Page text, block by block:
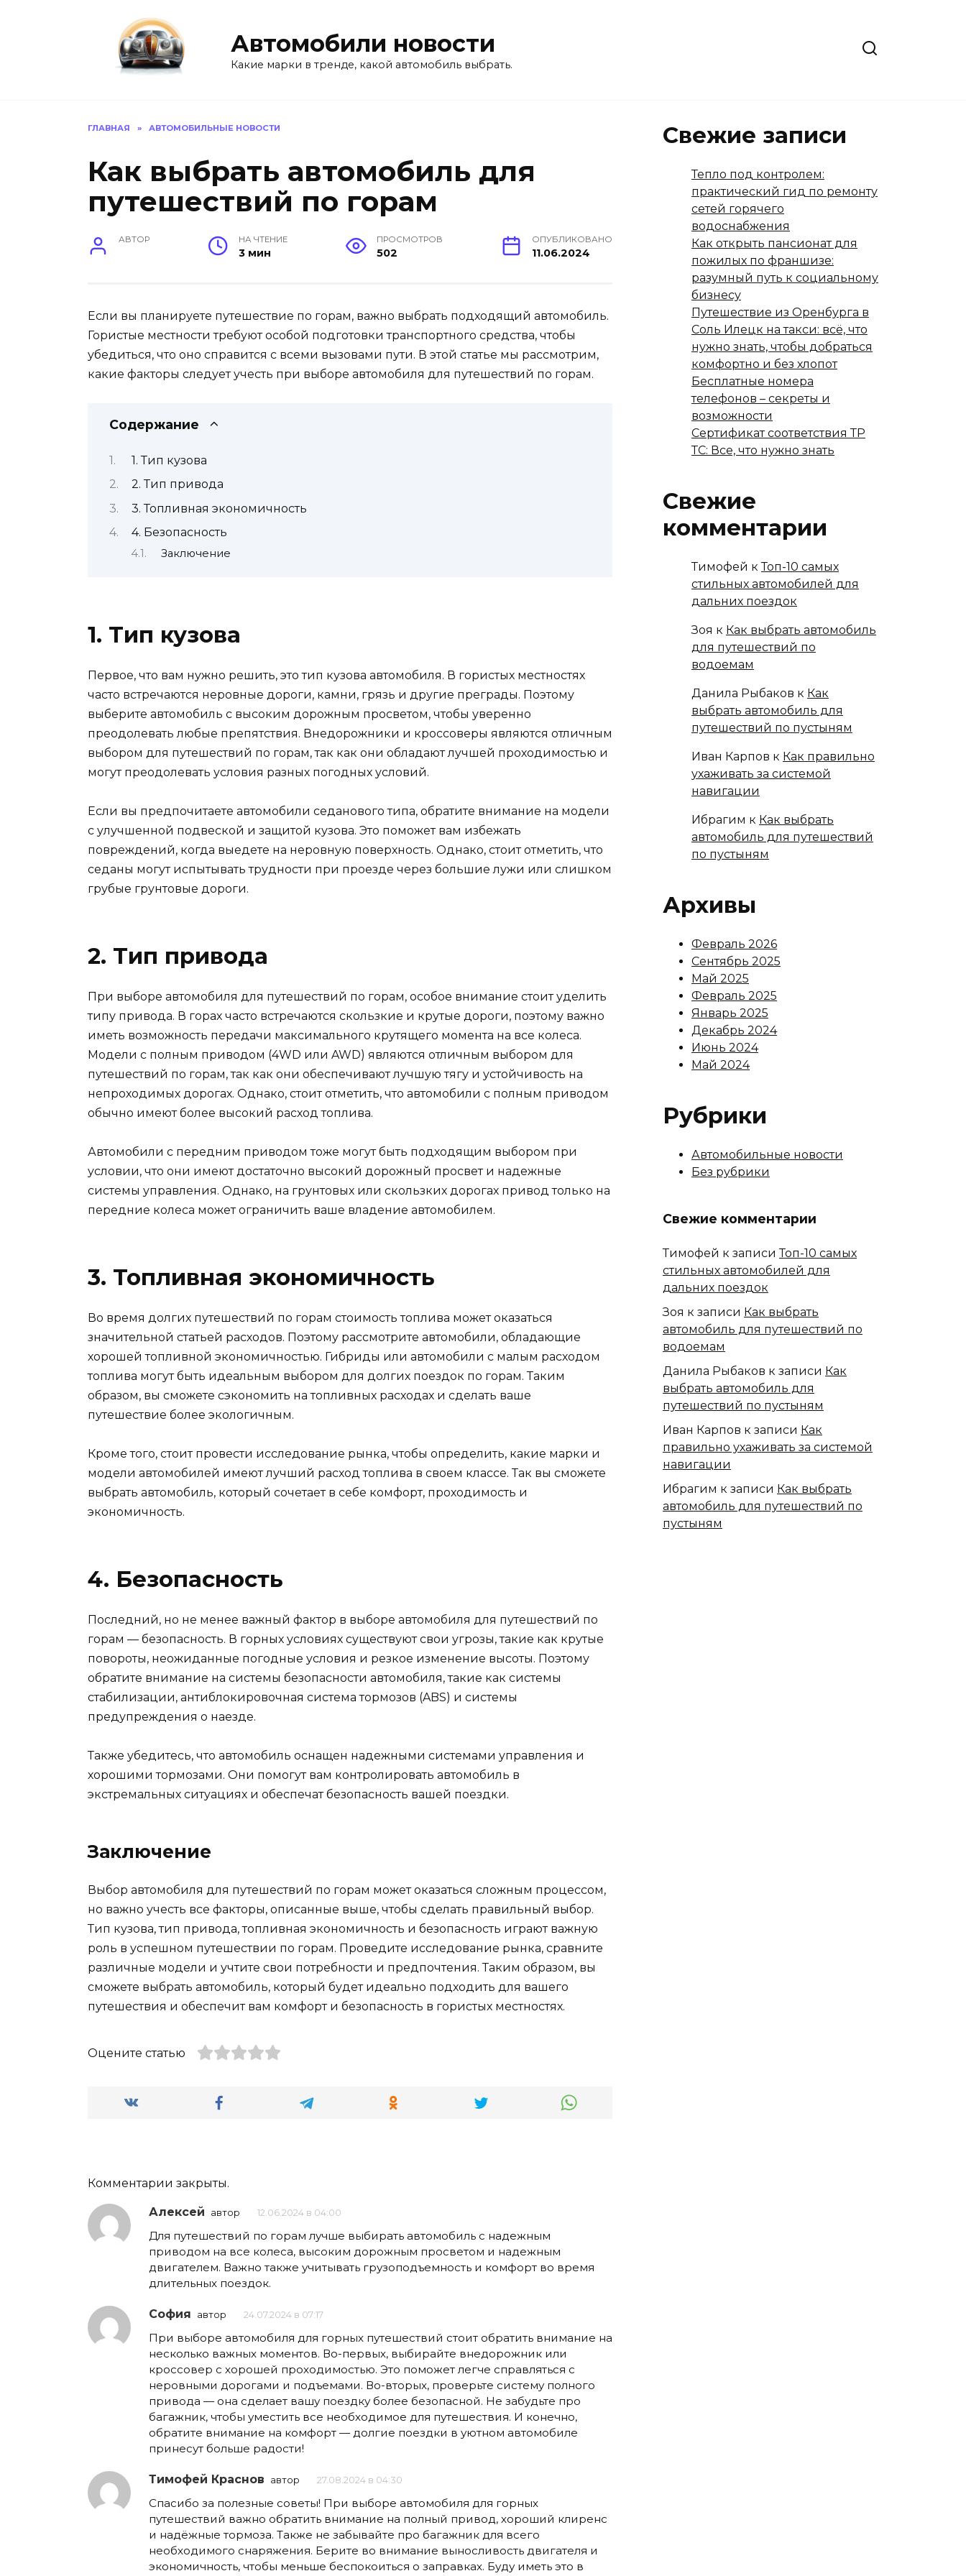
Автомобили новости
Какие марки в тренде, какой автомобиль выбрать.
ГЛАВНАЯ » АВТОМОБИЛЬНЫЕ НОВОСТИ
Как выбрать автомобиль для
путешествий по горам
АВТОР НА ЧТЕНИЕ
3 мин
ПРОСМОТРОВ
502
ОПУБЛИКОВАНО
11.06.2024
Если вы планируете путешествие по горам, важно выбрать подходящий автомобиль.
Гористые местности требуют особой подготовки транспортного средства, чтобы
убедиться, что оно справится с всеми вызовами пути. В этой статье мы рассмотрим,
какие факторы следует учесть при выборе автомобиля для путешествий по горам.
Содержание
1. Тип кузова
2. Тип привода
3. Топливная экономичность
4. Безопасность
Заключение
1. Тип кузова
Первое, что вам нужно решить, это тип кузова автомобиля. В гористых местностях
часто встречаются неровные дороги, камни, грязь и другие преграды. Поэтому
выберите автомобиль с высоким дорожным просветом, чтобы уверенно
преодолевать любые препятствия. Внедорожники и кроссоверы являются отличным
выбором для путешествий по горам, так как они обладают лучшей проходимостью и
могут преодолевать условия разных погодных условий.
Если вы предпочитаете автомобили седанового типа, обратите внимание на модели
с улучшенной подвеской и защитой кузова. Это поможет вам избежать
повреждений, когда выедете на неровную поверхность. Однако, стоит отметить, что
седаны могут испытывать трудности при проезде через большие лужи или слишком
грубые грунтовые дороги.
2. Тип привода
При выборе автомобиля для путешествий по горам, особое внимание стоит уделить
типу привода. В горах часто встречаются скользкие и крутые дороги, поэтому важно
иметь возможность передачи максимального крутящего момента на все колеса.
Модели с полным приводом (4WD или AWD) являются отличным выбором для
путешествий по горам, так как они обеспечивают лучшую тягу и устойчивость на
непроходимых дорогах. Однако, стоит отметить, что автомобили с полным приводом
обычно имеют более высокий расход топлива.
Автомобили с передним приводом тоже могут быть подходящим выбором при
условии, что они имеют достаточно высокий дорожный просвет и надежные
системы управления. Однако, на грунтовых или скользких дорогах привод только на
передние колеса может ограничить ваше владение автомобилем.
3. Топливная экономичность
Во время долгих путешествий по горам стоимость топлива может оказаться
значительной статьей расходов. Поэтому рассмотрите автомобили, обладающие
хорошей топливной экономичностью. Гибриды или автомобили с малым расходом
топлива могут быть идеальным выбором для долгих поездок по горам. Таким
образом, вы сможете сэкономить на топливных расходах и сделать ваше
путешествие более экологичным.
Кроме того, стоит провести исследование рынка, чтобы определить, какие марки и
модели автомобилей имеют лучший расход топлива в своем классе. Так вы сможете
выбрать автомобиль, который сочетает в себе комфорт, проходимость и
экономичность.
4. Безопасность
Последний, но не менее важный фактор в выборе автомобиля для путешествий по
горам — безопасность. В горных условиях существуют свои угрозы, такие как крутые
повороты, неожиданные погодные условия и резкое изменение высоты. Поэтому
обратите внимание на системы безопасности автомобиля, такие как системы
стабилизации, антиблокировочная система тормозов (ABS) и системы
предупреждения о наезде.
Также убедитесь, что автомобиль оснащен надежными системами управления и
хорошими тормозами. Они помогут вам контролировать автомобиль в
экстремальных ситуациях и обеспечат безопасность вашей поездки.
Заключение
Выбор автомобиля для путешествий по горам может оказаться сложным процессом,
но важно учесть все факторы, описанные выше, чтобы сделать правильный выбор.
Тип кузова, тип привода, топливная экономичность и безопасность играют важную
роль в успешном путешествии по горам. Проведите исследование рынка, сравните
различные модели и учтите свои потребности и предпочтения. Таким образом, вы
сможете выбрать автомобиль, который будет идеально подходить для вашего
путешествия и обеспечит вам комфорт и безопасность в гористых местностях.
Оцените статью
Комментарии закрыты.
Алексей автор 12.06.2024 в 04:00
Для путешествий по горам лучше выбирать автомобиль с надежным
приводом на все колеса, высоким дорожным просветом и надежным
двигателем. Важно также учитывать грузоподъемность и комфорт во время
длительных поездок.
София автор 24.07.2024 в 07:17
При выборе автомобиля для горных путешествий стоит обратить внимание на
несколько важных моментов. Во-первых, выбирайте внедорожник или
кроссовер с хорошей проходимостью. Это поможет легче справляться с
неровными дорогами и подъемами. Во-вторых, проверьте систему полного
привода — она сделает вашу поездку более безопасной. Не забудьте про
багажник, чтобы уместить все необходимое для путешествия. И конечно,
обратите внимание на комфорт — долгие поездки в уютном автомобиле
принесут больше радости!
Тимофей Краснов автор 27.08.2024 в 04:30
Спасибо за полезные советы! При выборе автомобиля для горных
путешествий важно обратить внимание на полный привод, хороший клиренс
и надёжные тормоза. Также не забывайте про багажник для всего
необходимого снаряжения. Берите во внимание выносливость двигателя и
экономичность, чтобы меньше беспокоиться о заправках. Буду иметь это в
Свежие записи
Тепло под контролем:
практический гид по ремонту
сетей горячего
водоснабжения
Как открыть пансионат для
пожилых по франшизе:
разумный путь к социальному
бизнесу
Путешествие из Оренбурга в
Соль Илецк на такси: всё, что
нужно знать, чтобы добраться
комфортно и без хлопот
Бесплатные номера
телефонов – секреты и
возможности
Сертификат соответствия ТР
ТС: Все, что нужно знать
Свежие
комментарии
Тимофей кТоп-10 самых
стильных автомобилей для
дальних поездок
Зоя к Как выбрать автомобиль
для путешествий по
водоемам
Данила Рыбаков к Как
выбрать автомобиль для
путешествий по пустыням
Иван Карпов к Как правильно
ухаживать за системой
навигации
Ибрагим к Как выбрать
автомобиль для путешествий
по пустыням
Архивы
Февраль 2026
Сентябрь 2025
Май 2025
Февраль 2025
Январь 2025
Декабрь 2024
Июнь 2024
Май 2024
Рубрики
Автомобильные новости
Без рубрики
Свежие комментарии
Тимофей к записиТоп-10 самых
стильных автомобилей для
дальних поездок
Зоя к записи Как выбрать
автомобиль для путешествий по
водоемам
Данила Рыбаков к записи Как
выбрать автомобиль для
путешествий по пустыням
Иван Карпов к записи Как
правильно ухаживать за системой
навигации
Ибрагим к записи Как выбрать
автомобиль для путешествий по
пустыням